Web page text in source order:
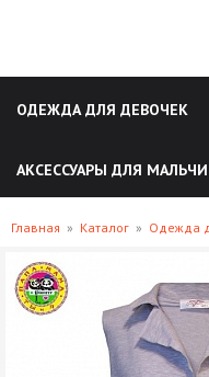
ОДЕЖДА ДЛЯ ДЕВОЧЕК
АКСЕССУАРЫ ДЛЯ
Главная » Каталог » Одежда